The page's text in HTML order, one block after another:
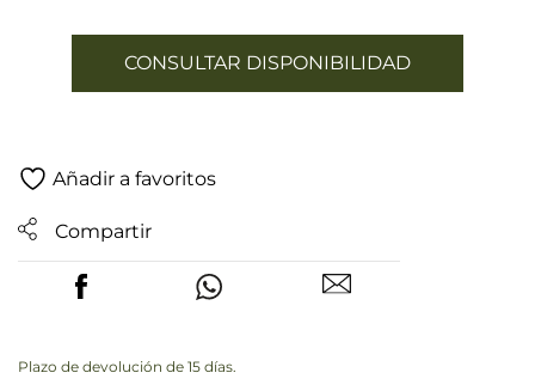
CONSULTAR DISPONIBILIDAD
Añadir a favoritos
Compartir
Plazo de devolución de 15 días.